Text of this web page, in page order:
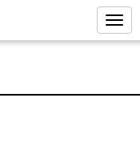
N
a
v
t